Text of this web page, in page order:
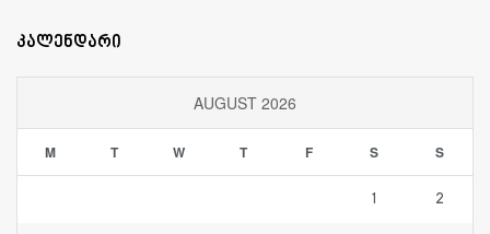
კალენდარი
AUGUST 2026
M T W T F S S
1 2